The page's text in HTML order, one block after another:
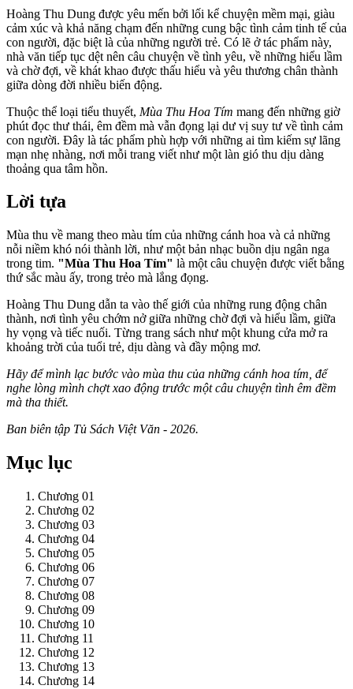
Hoàng Thu Dung được yêu mến bởi lối kể chuyện mềm mại, giàu
cảm xúc và khả năng chạm đến những cung bậc tình cảm tinh tế của
con người, đặc biệt là của những người trẻ. Có lẽ ở tác phẩm này,
nhà văn tiếp tục dệt nên câu chuyện về tình yêu, về những hiểu lầm
và chờ đợi, về khát khao được thấu hiểu và yêu thương chân thành
giữa dòng đời nhiều biến động.
Thuộc thể loại tiểu thuyết, Mùa Thu Hoa Tím mang đến những giờ
phút đọc thư thái, êm đềm mà vẫn đọng lại dư vị suy tư về tình cảm
con người. Đây là tác phẩm phù hợp với những ai tìm kiếm sự lãng
mạn nhẹ nhàng, nơi mỗi trang viết như một làn gió thu dịu dàng
thoảng qua tâm hồn.
Lời tựa
Mùa thu về mang theo màu tím của những cánh hoa và cả những
nỗi niềm khó nói thành lời, như một bản nhạc buồn dịu ngân nga
trong tim. "Mùa Thu Hoa Tím" là một câu chuyện được viết bằng
thứ sắc màu ấy, trong trẻo mà lắng đọng.
Hoàng Thu Dung dẫn ta vào thế giới của những rung động chân
thành, nơi tình yêu chớm nở giữa những chờ đợi và hiểu lầm, giữa
hy vọng và tiếc nuối. Từng trang sách như một khung cửa mở ra
khoảng trời của tuổi trẻ, dịu dàng và đầy mộng mơ.
Hãy để mình lạc bước vào mùa thu của những cánh hoa tím, để
nghe lòng mình chợt xao động trước một câu chuyện tình êm đềm
mà tha thiết.
Ban biên tập Tủ Sách Việt Văn - 2026.
Mục lục
Chương 01
Chương 02
Chương 03
Chương 04
Chương 05
Chương 06
Chương 07
Chương 08
Chương 09
Chương 10
Chương 11
Chương 12
Chương 13
Chương 14